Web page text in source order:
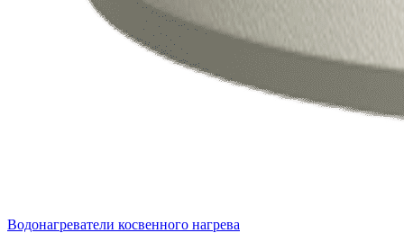
Водонагреватели косвенного нагрева